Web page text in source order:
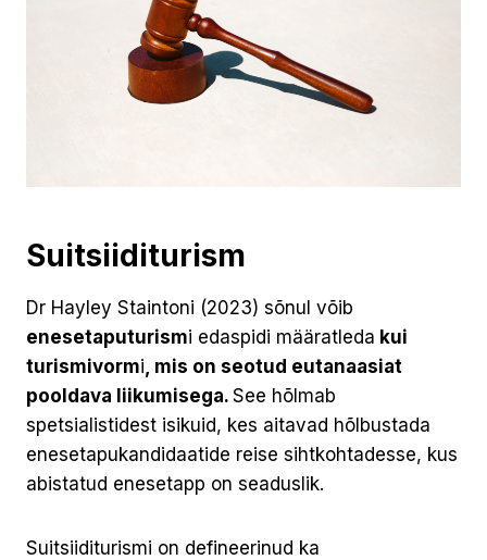
Suitsiiditurism
Dr Hayley Staintoni (2023) sõnul võib
enesetaputurismi edaspidi määratleda kui
turismivormi , mis on seotud eutanaasiat
pooldava liikumisega. See hõlmab
spetsialistidest isikuid, kes aitavad hõlbustada
enesetapukandidaatide reise sihtkohtadesse, kus
abistatud enesetapp on seaduslik.
Suitsiiditurismi on defineerinud ka